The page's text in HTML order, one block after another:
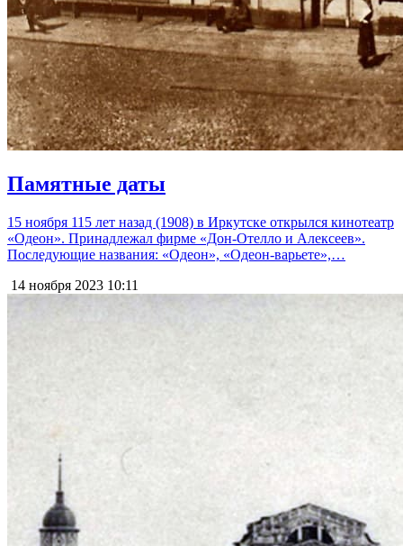
Памятные даты
15 ноября 115 лет назад (1908) в Иркутске открылся кинотеатр
«Одеон». Принадлежал фирме «Дон-Отелло и Алексеев».
Последующие названия: «Одеон», «Одеон-варьете»,…
14 ноября 2023 10:11